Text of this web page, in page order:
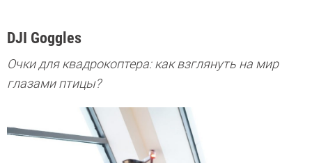
DJI Goggles
Очки для квадрокоптера: как взглянуть на мир
глазами птицы?